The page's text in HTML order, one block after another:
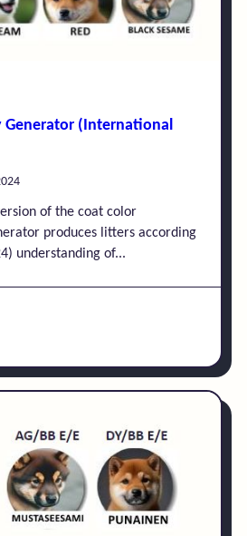
Generator (International
of the coat color
produces litters according
understanding of...